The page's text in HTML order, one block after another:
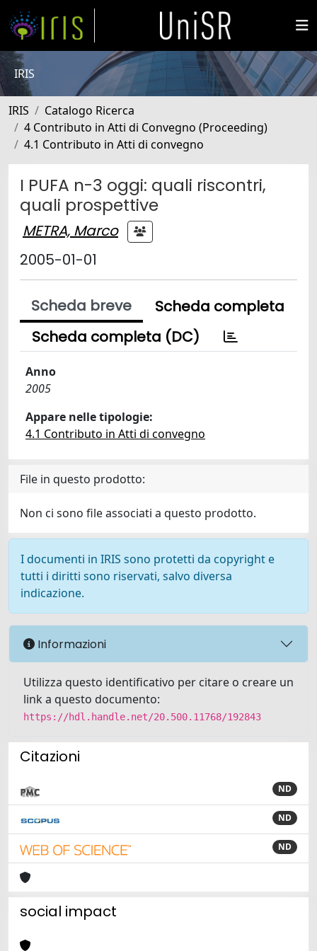
IRIS
IRIS
Catalogo Ricerca
4 Contributo in Atti di Convegno (Proceeding)
4.1 Contributo in Atti di convegno
I PUFA n-3 oggi: quali riscontri,
quali prospettive
METRA, Marco
2005-01-01
Scheda breve
Scheda completa
Scheda completa (DC)
Anno
2005
Appare nelle tipologie:
4.1 Contributo in Atti di convegno
File in questo prodotto:
Non ci sono file associati a questo prodotto.
I documenti in IRIS sono protetti da copyright e
tutti i diritti sono riservati, salvo diversa
indicazione.
Informazioni
Utilizza questo identificativo per citare o creare un
link a questo documento:
https://hdl.handle.net/20.500.11768/192843
Citazioni
ND
ND
ND
social impact